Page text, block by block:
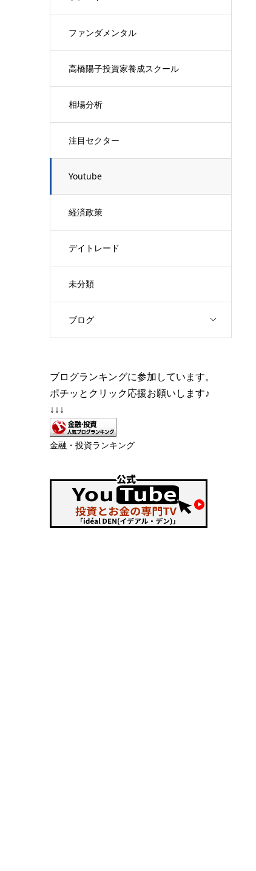
ファンダメンタル
高橋陽子投資家養成スクール
相場分析
注目セクター
Youtube
経済政策
デイトレード
未分類
ブログ
ブログランキングに参加しています。
ポチッとクリック応援お願いします♪
↓↓↓
金融・投資ランキング